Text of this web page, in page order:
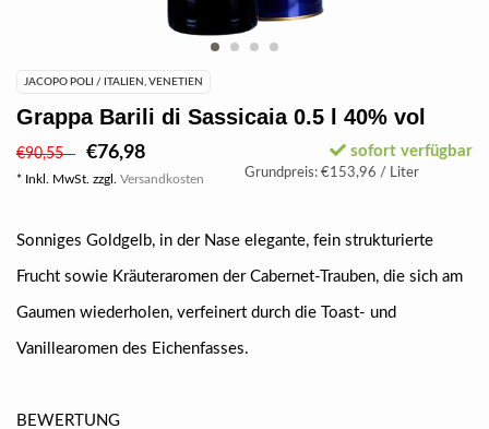
JACOPO POLI / ITALIEN, VENETIEN
Grappa Barili di Sassicaia 0.5 l 40% vol
€90,55 €76,98
* Inkl. MwSt. zzgl. Versandkosten
sofort verfügbar
Grundpreis: €153,96 / Liter
Sonniges Goldgelb, in der Nase elegante, fein strukturierte
Frucht sowie Kräuteraromen der Cabernet-Trauben, die sich am
Gaumen wiederholen, verfeinert durch die Toast- und
Vanillearomen des Eichenfasses.
BEWERTUNG